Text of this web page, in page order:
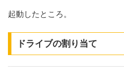
起動したところ。
ドライブの割り当て